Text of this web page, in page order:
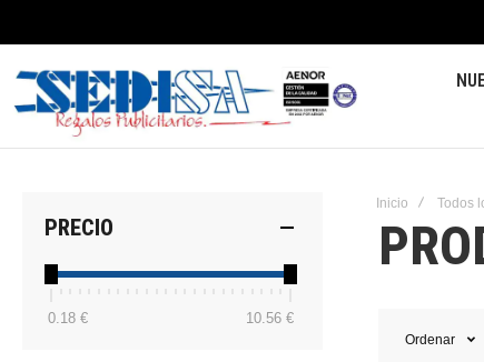
Inicio Todos
Ordenar
PRECIO
0.18 € 10.56 €